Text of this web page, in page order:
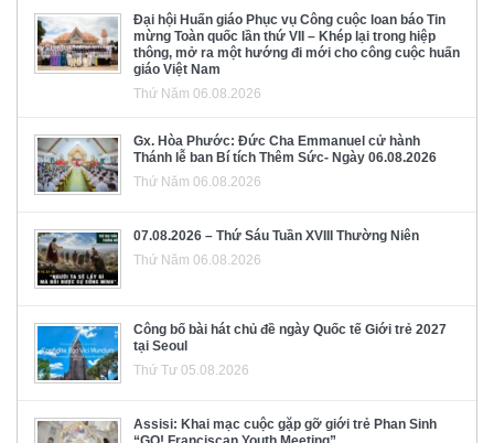
Đại hội Huấn giáo Phục vụ Công cuộc loan báo Tin
mừng Toàn quốc lần thứ VII – Khép lại trong hiệp
thông, mở ra một hướng đi mới cho công cuộc huấn
giáo Việt Nam
Thứ Năm 06.08.2026
Gx. Hòa Phước: Đức Cha Emmanuel cử hành
Thánh lễ ban Bí tích Thêm Sức- Ngày 06.08.2026
Thứ Năm 06.08.2026
07.08.2026 – Thứ Sáu Tuần XVIII Thường Niên
Thứ Năm 06.08.2026
Công bố bài hát chủ đề ngày Quốc tế Giới trẻ 2027
tại Seoul
Thứ Tư 05.08.2026
Assisi: Khai mạc cuộc gặp gỡ giới trẻ Phan Sinh